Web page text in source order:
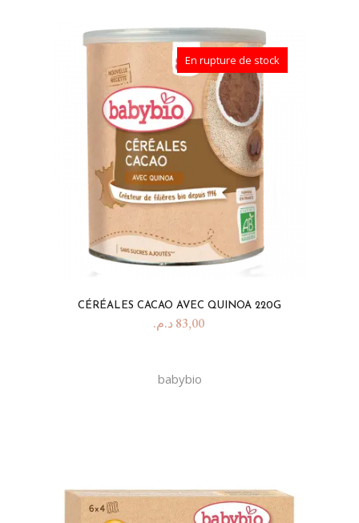
En rupture de stock
CÉRÉALES CACAO AVEC QUINOA 220G
83,00 د.م.
babybio